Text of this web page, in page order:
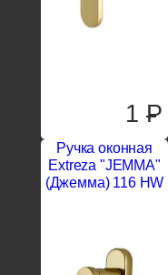
1P
Ручка оконная
Extreza "JEMMA"
(Джемма) 116 HW